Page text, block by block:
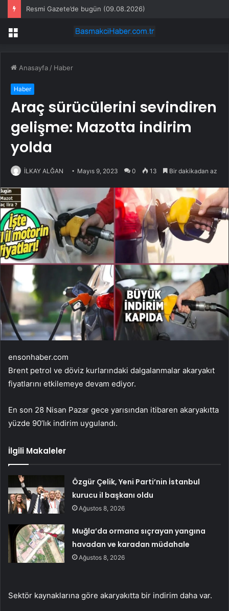
Resmi Gazete’de bugün (09.08.2026)
Menü
Anasayfa / Haber
Haber
Araç sürücülerini sevindiren
gelişme: Mazotta indirim
yolda
İLKAY ALĞAN Mayıs 9, 2023 0 13 Bir dakikadan az
ensonhaber.com
Brent petrol ve döviz kurlarındaki dalgalanmalar akaryakıt
fiyatlarını etkilemeye devam ediyor.
En son 28 Nisan Pazar gece yarısından itibaren akaryakıtta
yüzde 90’lık indirim uygulandı.
İlgili Makaleler
Özgür Çelik, Yeni Parti’nin İstanbul
kurucu il başkanı oldu
Ağustos 8, 2026
Muğla’da ormana sıçrayan yangına
havadan ve karadan müdahale
Ağustos 8, 2026
Sektör kaynaklarına göre akaryakıtta bir indirim daha var.